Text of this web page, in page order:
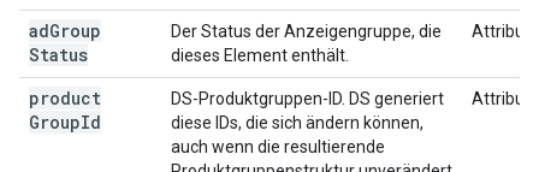
adGroup
Status
Der Status der Anzeigengruppe, die
dieses Element enthält.
Attribut
product
GroupId
DS-Produktgruppen-ID. DS generiert
diese IDs, die sich ändern können,
auch wenn die resultierende
Attribut